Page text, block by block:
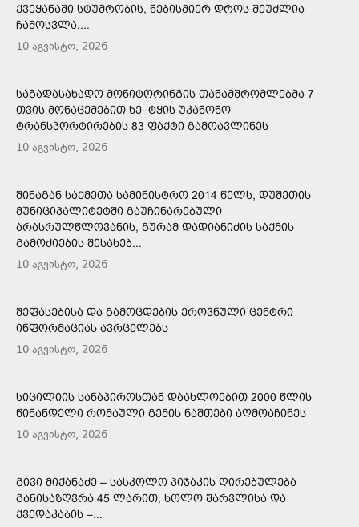
ᲥᲕᲔᲧᲐᲜᲐᲨᲘ ᲡᲢᲣᲛᲠᲝᲑᲘᲡ, ᲜᲔᲑᲘᲡᲛᲘᲔᲠ ᲓᲠᲝᲡ ᲨᲔᲣᲫᲚᲘᲐ
ᲩᲐᲛᲝᲡᲕᲚᲐ,...
10 აგვისტო, 2026
ᲡᲐᲒᲐᲓᲐᲡᲐᲮᲐᲓᲝ ᲛᲝᲜᲘᲢᲝᲠᲘᲜᲒᲘᲡ ᲗᲐᲜᲐᲛᲨᲠᲝᲛᲚᲔᲑᲛᲐ 7
ᲗᲕᲘᲡ ᲛᲝᲜᲐᲪᲔᲛᲔᲑᲘᲗ ᲮᲔ–ᲢᲧᲘᲡ ᲣᲙᲐᲜᲝᲜᲝ
ᲢᲠᲐᲜᲡᲞᲝᲠᲢᲘᲠᲔᲑᲘᲡ 83 ᲤᲐᲥᲢᲘ ᲒᲐᲛᲝᲐᲕᲚᲘᲜᲔᲡ
10 აგვისტო, 2026
ᲨᲘᲜᲐᲒᲐᲜ ᲡᲐᲥᲛᲔᲗᲐ ᲡᲐᲛᲘᲜᲘᲡᲢᲠᲝ 2014 ᲬᲔᲚᲡ, ᲓᲣᲨᲔᲗᲘᲡ
ᲛᲣᲜᲘᲪᲘᲞᲐᲚᲘᲢᲔᲢᲨᲘ ᲒᲐᲣᲩᲘᲜᲐᲠᲔᲑᲣᲚᲘ
ᲐᲠᲐᲡᲠᲣᲚᲬᲚᲝᲕᲐᲜᲘᲡ, ᲒᲣᲠᲐᲛ ᲓᲐᲓᲘᲐᲜᲘᲫᲘᲡ ᲡᲐᲥᲛᲘᲡ
ᲒᲐᲛᲝᲫᲘᲔᲑᲘᲡ ᲨᲔᲡᲐᲮᲔᲑ...
10 აგვისტო, 2026
ᲨᲔᲤᲐᲡᲔᲑᲘᲡᲐ ᲓᲐ ᲒᲐᲛᲝᲪᲓᲔᲑᲘᲡ ᲔᲠᲝᲕᲜᲣᲚᲘ ᲪᲔᲜᲢᲠᲘ
ᲘᲜᲤᲝᲠᲛᲐᲪᲘᲐᲡ ᲐᲕᲠᲪᲔᲚᲔᲑᲡ
10 აგვისტო, 2026
ᲡᲘᲪᲘᲚᲘᲘᲡ ᲡᲐᲜᲐᲞᲘᲠᲝᲡᲗᲐᲜ ᲓᲐᲐᲮᲚᲝᲔᲑᲘᲗ 2000 ᲬᲚᲘᲡ
ᲬᲘᲜᲐᲜᲓᲔᲚᲘ ᲠᲝᲛᲐᲣᲚᲘ ᲒᲔᲛᲘᲡ ᲜᲐᲨᲗᲔᲑᲘ ᲐᲦᲛᲝᲐᲩᲘᲜᲔᲡ
10 აგვისტო, 2026
ᲒᲘᲕᲘ ᲛᲘᲥᲐᲜᲐᲫᲔ – ᲡᲐᲡᲙᲝᲚᲝ ᲞᲘᲯᲐᲙᲘᲡ ᲦᲘᲠᲔᲑᲣᲚᲔᲑᲐ
ᲒᲐᲜᲘᲡᲐᲖᲦᲕᲠᲐ 45 ᲚᲐᲠᲘᲗ, ᲮᲝᲚᲝ ᲨᲐᲠᲕᲚᲘᲡᲐ ᲓᲐ
ᲥᲕᲔᲓᲐᲙᲐᲑᲘᲡ –...